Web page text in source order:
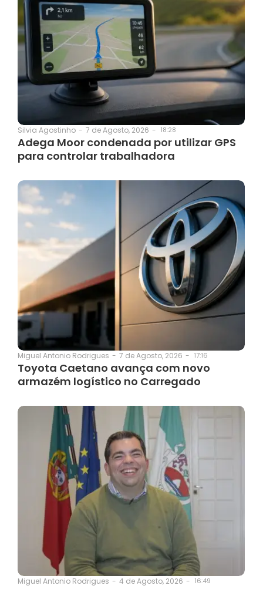
Silvia Agostinho - 7 de Agosto, 2026 - 18:28
Adega Moor condenada por utilizar GPS
para controlar trabalhadora
Miguel Antonio Rodrigues - 7 de Agosto, 2026 - 17:16
Toyota Caetano avança com novo
armazém logístico no Carregado
Miguel Antonio Rodrigues - 4 de Agosto, 2026 - 16:49